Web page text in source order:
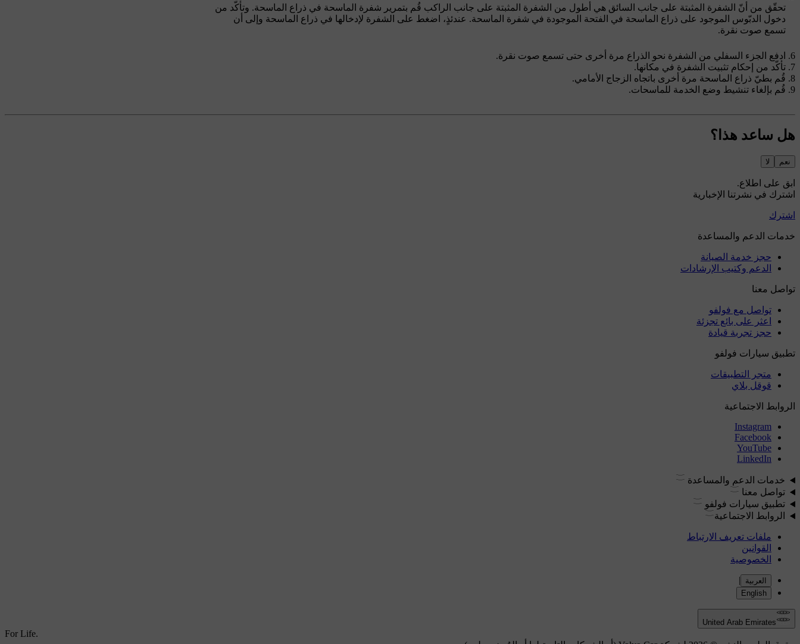
تحقّق من أنّ الشفرة المثبتة على جانب السائق هي أطول من الشفرة المثبتة على جانب الراكب قُم بتمرير شفرة الماسحة في ذراع الماسحة. وتأكّد من
دخول الدبّوس الموجود على ذراع الماسحة في الفتحة الموجودة في شفرة الماسحة. عندئذٍ، اضغط على الشفرة لإدخالها في ذراع الماسحة وإلى أن
تسمع صوت نقرة.
ادفع الجزء السفلي من الشفرة نحو الذراع مرة أخرى حتى تسمع صوت نقرة.
تأكّد من إحكام تثبيت الشفرة في مكانها.
قُم بطيّ ذراع الماسحة مرة أخرى باتجاه الزجاج الأمامي.
قُم بإلغاء تنشيط وضع الخدمة للماسحات.
هل ساعد هذا؟
نعم لا